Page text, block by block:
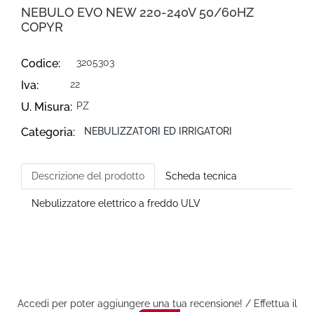
NEBULO EVO NEW 220-240V 50/60HZ
COPYR
Codice: 3205303
Iva: 22
U. Misura: PZ
Categoria: NEBULIZZATORI ED IRRIGATORI
Descrizione del prodotto Scheda tecnica
Nebulizzatore elettrico a freddo ULV
Accedi per poter aggiungere una tua recensione! / Effettua il